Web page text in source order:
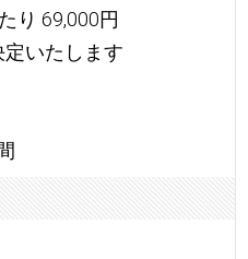
り 69,000円
いたします